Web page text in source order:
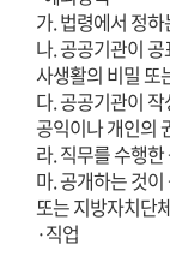
가. 법령에서 정
나. 공공기관이
사생활의 비밀 또
다. 공공기관이
공익이나 개인의
라. 직무를 수행
마. 공개하는 것
또는 지방자치단
·직업